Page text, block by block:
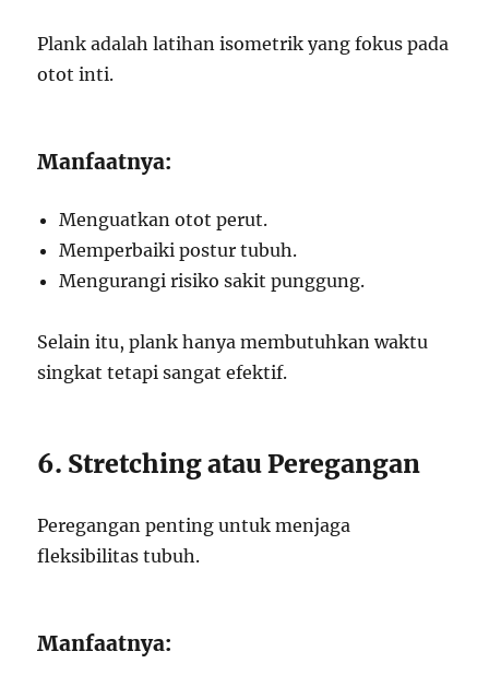
Plank adalah latihan isometrik yang fokus pada
otot inti.
Manfaatnya:
Menguatkan otot perut.
Memperbaiki postur tubuh.
Mengurangi risiko sakit punggung.
Selain itu, plank hanya membutuhkan waktu
singkat tetapi sangat efektif.
6. Stretching atau Peregangan
Peregangan penting untuk menjaga
fleksibilitas tubuh.
Manfaatnya: